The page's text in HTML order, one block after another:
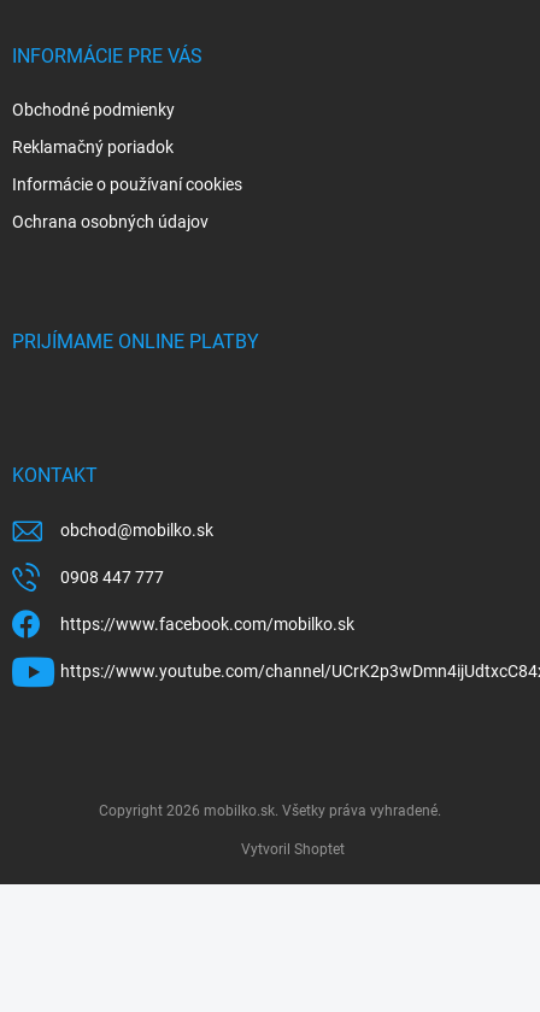
INFORMÁCIE PRE VÁS
Obchodné podmienky
Reklamačný poriadok
Informácie o používaní cookies
Ochrana osobných údajov
PRIJÍMAME ONLINE PLATBY
KONTAKT
obchod@mobilko.sk
0908 447 777
https://www.facebook.com/mobilko.sk
https://www.youtube.com/channel/
Vytvoril Shoptet
Copyright 2026 mobilko.sk. Všetky práva vyhradené.